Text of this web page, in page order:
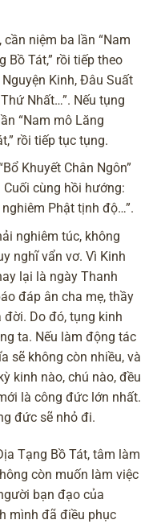
niệm ba lần “Nam
Tát,” rồi tiếp theo
Kinh, Đâu Suất
Nhất…”. Nếu tụng
“Nam mô Lăng
rồi tiếp tục tụng.
Khuyết Chân Ngôn”
Cuối cùng hồi hướng:
Phật tịnh độ…”.
nghiêm túc, không
nghĩ vẩn vơ. Vì Kinh
lại là ngày Thanh
đáp ân cha mẹ, thầy
Do đó, tụng kinh
ta. Nếu làm động tác
sẽ không còn nhiều, và
kinh nào, chú nào, đều
là công đức lớn nhất.
đức sẽ nhỏ đi.
Tạng Bồ Tát, tâm làm
còn muốn làm việc
bạn đạo của
mình đã điều phục